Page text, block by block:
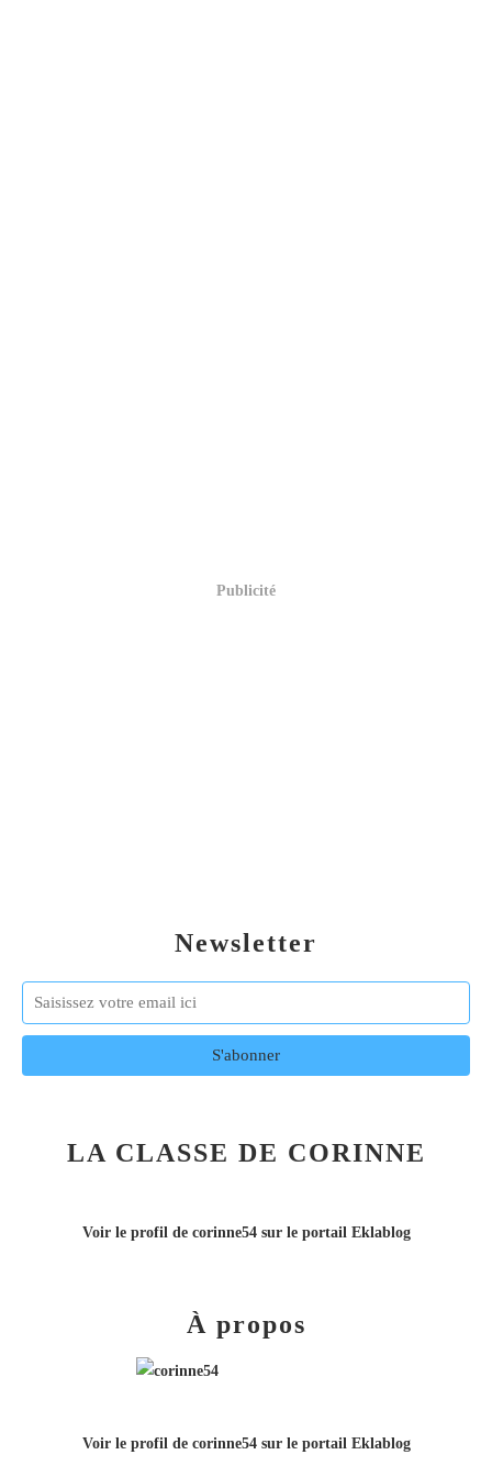
Newsletter
Publicité
LA CLASSE DE CORINNE
Voir le profil de corinne54sur le portail Eklablog
À propos
Voir le profil de corinne54sur le portail Eklablog